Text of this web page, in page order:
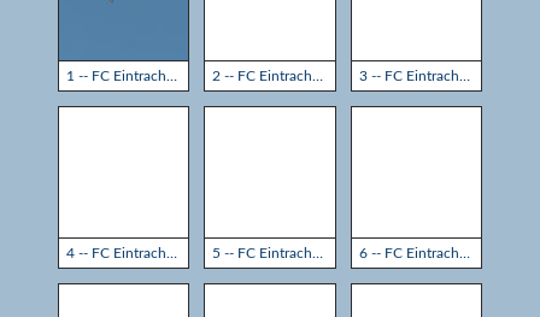
1 -- FC Eintracht Rheine - TSG Sprockhövel 3:3 2 -- FC Eintracht Rheine - TSG Sprockhövel 3:3 3 -- FC Eintracht Rheine - TSG Sprockhövel 3:3
4 -- FC Eintracht Rheine - TSG Sprockhövel 3:3 5 -- FC Eintracht Rheine - TSG Sprockhövel 3:3 6 -- FC Eintracht Rheine - TSG Sprockhövel 3:3